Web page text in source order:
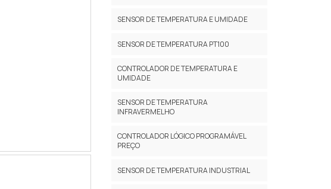
SENSOR DE TEMPERATURA E UMIDADE
SENSOR DE TEMPERATURA PT100
CONTROLADOR DE TEMPERATURA E
UMIDADE
SENSOR DE TEMPERATURA
INFRAVERMELHO
CONTROLADOR LÓGICO PROGRAMÁVEL
PREÇO
SENSOR DE TEMPERATURA INDUSTRIAL